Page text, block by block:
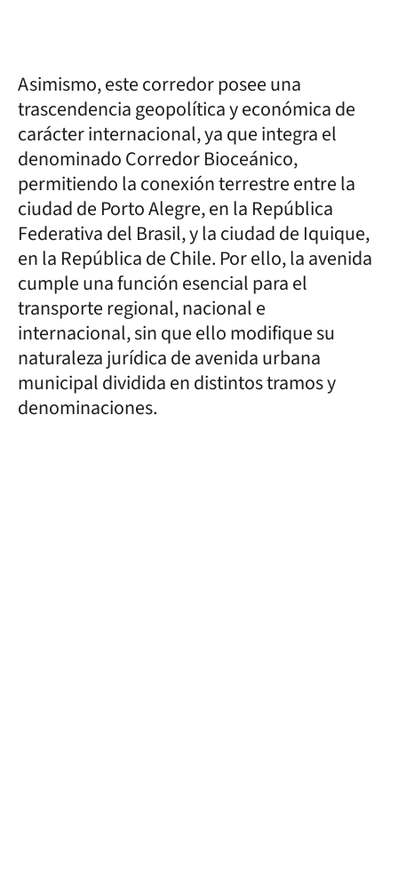
Asimismo, este corredor posee una
trascendencia geopolítica y económica de
carácter internacional, ya que integra el
denominado Corredor Bioceánico,
permitiendo la conexión terrestre entre la
ciudad de Porto Alegre, en la República
Federativa del Brasil, y la ciudad de Iquique,
en la República de Chile. Por ello, la avenida
cumple una función esencial para el
transporte regional, nacional e
internacional, sin que ello modifique su
naturaleza jurídica de avenida urbana
municipal dividida en distintos tramos y
denominaciones.